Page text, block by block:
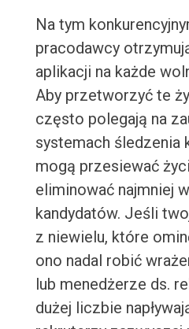
Na tym
pracodawcy
aplikacji na każde
Aby przetworzyć te
często polegają na
systemach śledzenia
mogą przesiewać
eliminować najmniej
kandydatów. Jeśli
z niewielu, które
ono nadal robić
lub menedżerze ds.
dużej liczbie